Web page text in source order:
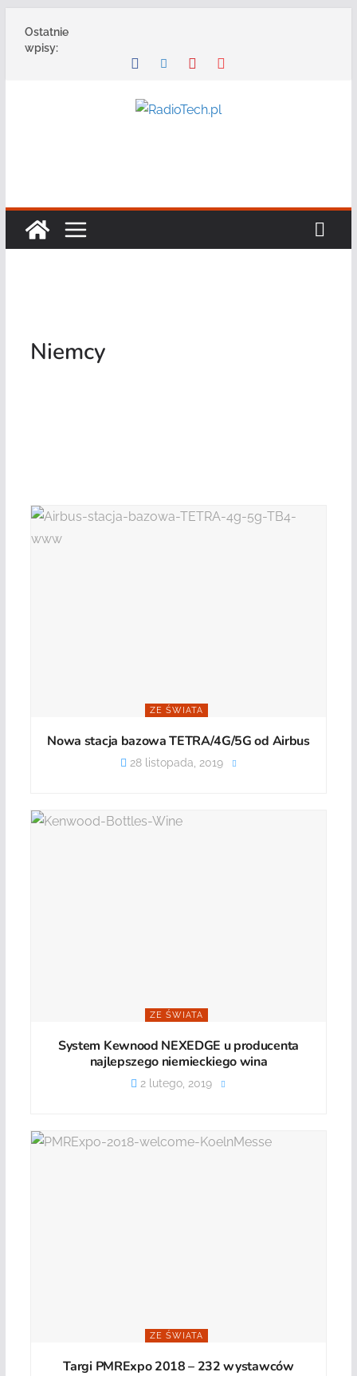
Ostatnie
wpisy:
Niemcy
ZE ŚWIATA
Nowa stacja bazowa TETRA/4G/5G od Airbus
28 listopada, 2019
ZE ŚWIATA
System Kewnood NEXEDGE u producenta
najlepszego niemieckiego wina
2 lutego, 2019
ZE ŚWIATA
Targi PMRExpo 2018 – 232 wystawców